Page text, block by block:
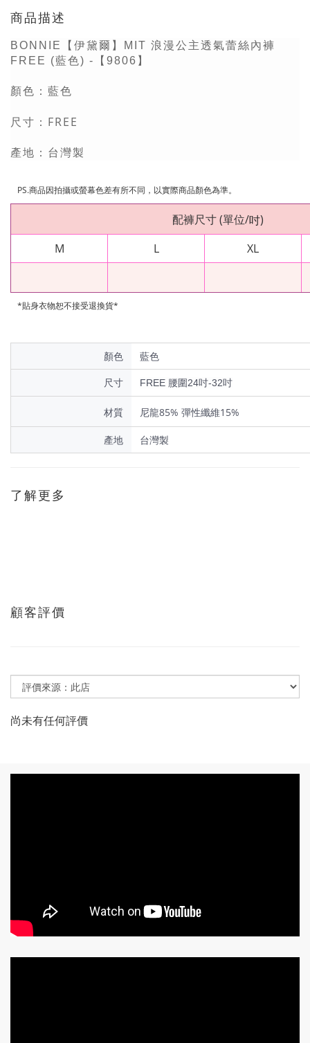
商品描述
BONNIE【伊黛爾】MIT 浪漫公主透氣蕾絲內褲
FREE (藍色) -【9806】
顏色：藍色
尺寸： FREE
產地：台灣製
PS.商品因拍攝或螢幕色差有所不同，以實際商品顏色為準。
配褲尺寸(單位/吋)
M
L XL
*貼身衣物恕不接受退換貨*
顏色
藍色
尺寸
FREE 腰圍24吋-32吋
材質 尼龍85% 彈性纖維15%
產地 台灣製
了解更多
顧客評價
尚未有任何評價